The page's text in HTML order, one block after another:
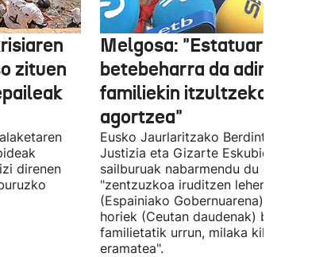
zituen
direnen
Melgosa: "Estatuaren
betebeharra da
familiekin itzultzeko bideak
agortzea"
Eusko Jaurlaritzako Berdintasun,
Justizia eta Gizarte Eskubideetako
sailburuak nabarmendu du ez zaiola
"zentzuzkoa iruditzen lehen
(Espainiako Gobernuarena) adingabe
horiek (Ceutan daudenak) beren
familietatik urrun, milaka
eramatea".